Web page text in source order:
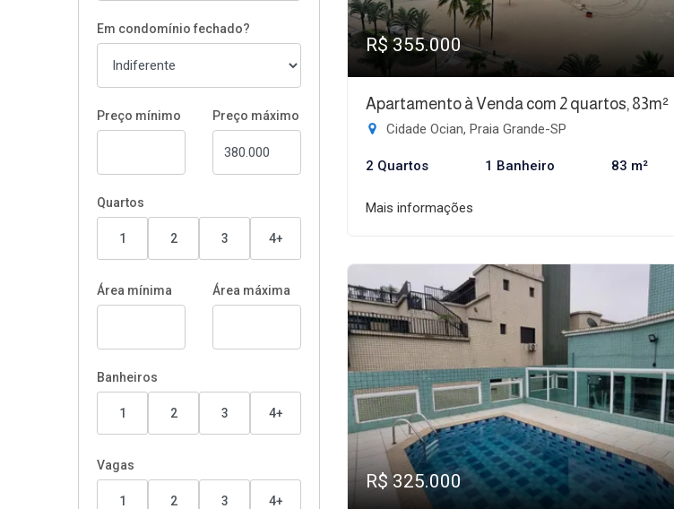
Em condomínio fechado?
Preço mínimo Preço máximo
Quartos
1 2 3 4+
Área mínima Área máxima
Banheiros
1 2 3 4+
Vagas
1 2 3 4+
R$ 355.000
Apartamento à Venda com 2 quartos, 83m²
Cidade Ocian, Praia Grande-SP
2 Quartos 1 Banheiro 83 m²
Mais informações
R$ 325.000